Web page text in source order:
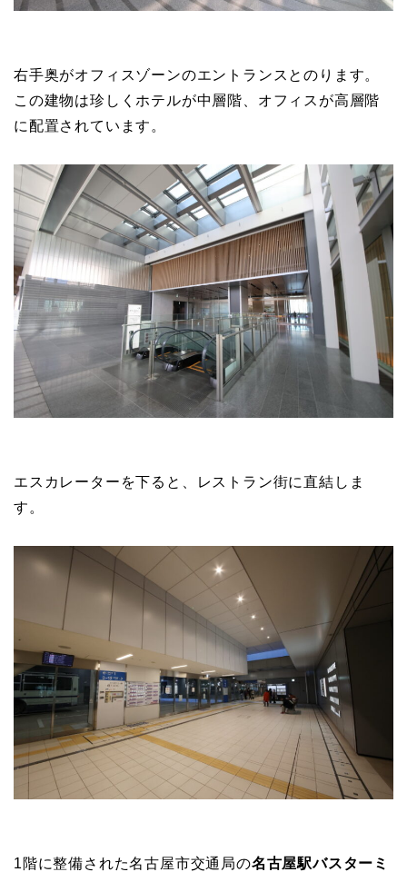
右手奥がオフィスゾーンのエントランスとのります。
この建物は珍しくホテルが中層階、オフィスが高層階
に配置されています。
エスカレーターを下ると、レストラン街に直結しま
す。
1階に整備された名古屋市交通局の名古屋駅バスターミ